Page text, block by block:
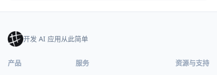
开发 AI 应用从此简单
产品 服务 资源与支持